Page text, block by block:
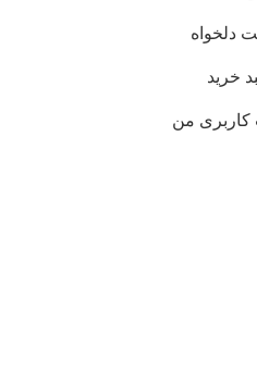
دلخواه
خرید
من